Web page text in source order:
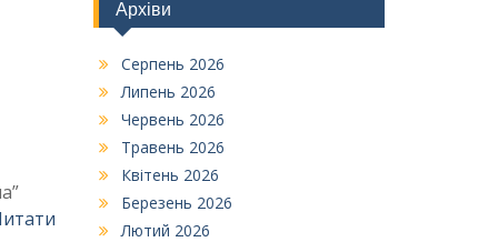
Архіви
Серпень 2026
Липень 2026
Червень 2026
Травень 2026
Квітень 2026
Березень 2026
Лютий 2026